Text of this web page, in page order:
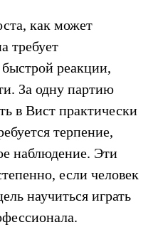
как может
требует
реакции,
За одну партию
в Вист практически
терпение,
наблюдение. Эти
если человек
научиться играть